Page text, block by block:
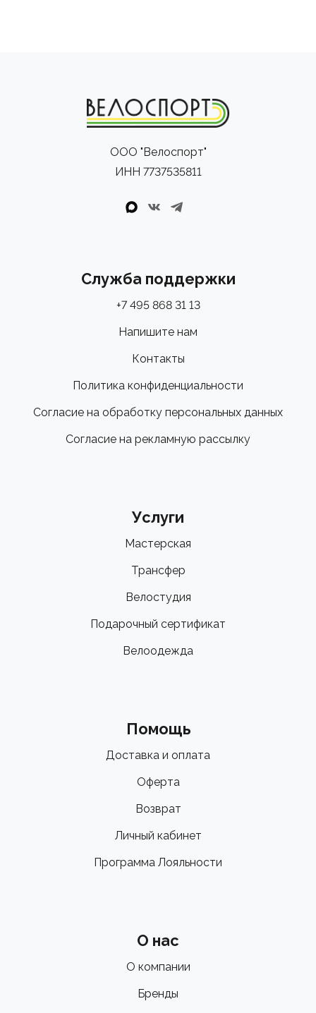
ООО "Велоспорт"
ИНН 7737535811
Служба поддержки
+7 495 868 31 13
Напишите нам
Контакты
Политика конфиденциальности
Согласие на обработку персональных данных
Согласие на рекламную рассылку
Услуги
Мастерская
Трансфер
Велостудия
Подарочный сертификат
Велоодежда
Помощь
Доставка и оплата
Оферта
Возврат
Личный кабинет
Программа Лояльности
О нас
О компании
Бренды